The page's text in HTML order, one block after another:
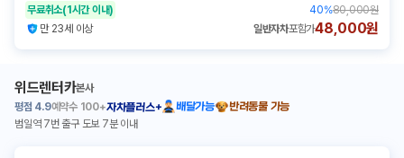
무료취소(1시간 이내) 40%80,000원
만 23세 이상
일반자차포함가48,000원
위드렌터카본사
평점 4.9예약수 100+자차플러스+ 배달가능
반려동물 가능
범일역 7번 출구 도보 7분 이내